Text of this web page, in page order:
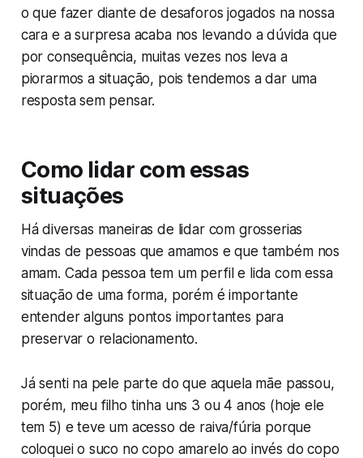
o que fazer diante de desaforos jogados na nossa
cara e a surpresa acaba nos levando a dúvida que
por consequência, muitas vezes nos leva a
piorarmos a situação, pois tendemos a dar uma
resposta sem pensar.
Como lidar com essas
situações
Há diversas maneiras de lidar com grosserias
vindas de pessoas que amamos e que também nos
amam. Cada pessoa tem um perfil e lida com essa
situação de uma forma, porém é importante
entender alguns pontos importantes para
preservar o relacionamento.
Já senti na pele parte do que aquela mãe passou,
porém, meu filho tinha uns 3 ou 4 anos (hoje ele
tem 5) e teve um acesso de raiva/fúria porque
coloquei o suco no copo amarelo ao invés do copo